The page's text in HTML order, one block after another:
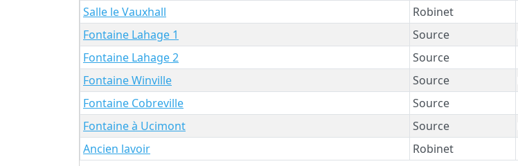
Salle le Vauxhall
Robinet
Fontaine Lahage 1
Source
Fontaine Lahage 2
Source
Fontaine Winville
Source
Fontaine Cobreville
Source
Fontaine à Ucimont
Source
Ancien lavoir
Robinet